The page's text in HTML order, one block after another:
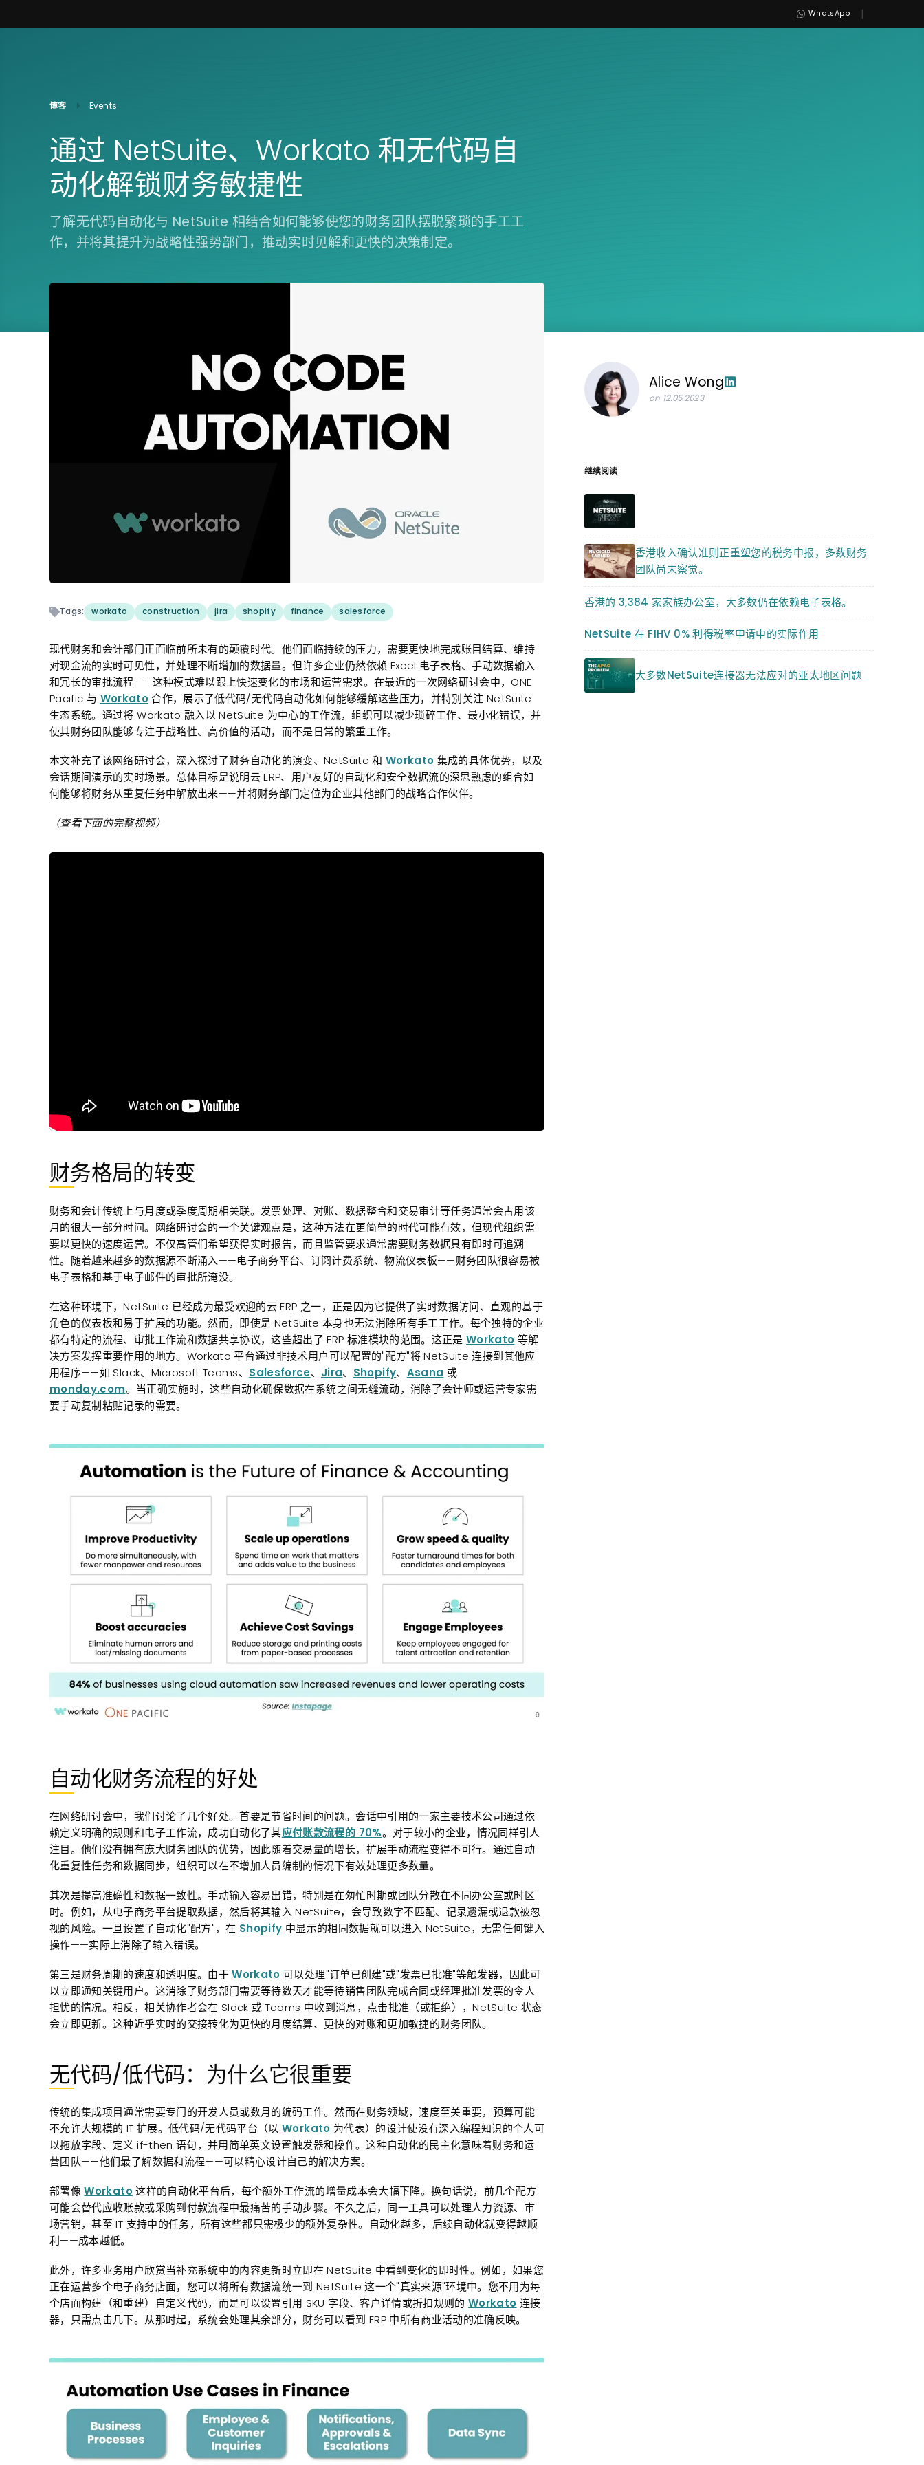
WhatsApp |
博客 Events
通过 NetSuite、Workato 和无代码自
动化解锁财务敏捷性
了解无代码自动化与 NetSuite 相结合如何能够使您的财务团队摆脱繁琐的手工工
作，并将其提升为战略性强势部门，推动实时见解和更快的决策制定。
Tags: workato construction jira shopify finance salesforce
现代财务和会计部门正面临前所未有的颠覆时代。他们面临持续的压力，需要更快地完成账目结算、维持
对现金流的实时可见性，并处理不断增加的数据量。但许多企业仍然依赖 Excel 电子表格、手动数据输入
和冗长的审批流程——这种模式难以跟上快速变化的市场和运营需求。在最近的一次网络研讨会中，ONE
Pacific 与 Workato合作，展示了低代码/无代码自动化如何能够缓解这些压力，并特别关注 NetSuite
生态系统。通过将 Workato 融入以 NetSuite 为中心的工作流，组织可以减少琐碎工作、最小化错误，并
使其财务团队能够专注于战略性、高价值的活动，而不是日常的繁重工作。
本文补充了该网络研讨会，深入探讨了财务自动化的演变、NetSuite 和 Workato 集成的具体优势，以及
会话期间演示的实时场景。总体目标是说明云 ERP、用户友好的自动化和安全数据流的深思熟虑的组合如
何能够将财务从重复任务中解放出来——并将财务部门定位为企业其他部门的战略合作伙伴。
（查看下面的完整视频）
财务格局的转变
财务和会计传统上与月度或季度周期相关联。发票处理、对账、数据整合和交易审计等任务通常会占用该
月的很大一部分时间。网络研讨会的一个关键观点是，这种方法在更简单的时代可能有效，但现代组织需
要以更快的速度运营。不仅高管们希望获得实时报告，而且监管要求通常需要财务数据具有即时可追溯
性。随着越来越多的数据源不断涌入——电子商务平台、订阅计费系统、物流仪表板——财务团队很容易被
电子表格和基于电子邮件的审批所淹没。
在这种环境下，NetSuite 已经成为最受欢迎的云 ERP 之一，正是因为它提供了实时数据访问、直观的基于
角色的仪表板和易于扩展的功能。然而，即使是 NetSuite 本身也无法消除所有手工工作。每个独特的企业
都有特定的流程、审批工作流和数据共享协议，这些超出了 ERP 标准模块的范围。这正是Workato 等解
决方案发挥重要作用的地方。Workato 平台通过非技术用户可以配置的"配方"将 NetSuite 连接到其他应
用程序——如 Slack、Microsoft Teams、 Salesforce、 Jira、 Shopify、 Asana 或
monday.com。当正确实施时，这些自动化确保数据在系统之间无缝流动，消除了会计师或运营专家需
要手动复制粘贴记录的需要。
自动化财务流程的好处
在网络研讨会中，我们讨论了几个好处。首要是节省时间的问题。会话中引用的一家主要技术公司通过依
赖定义明确的规则和电子工作流，成功自动化了其应付账款流程的 70%。对于较小的企业，情况同样引人
注目。他们没有拥有庞大财务团队的优势，因此随着交易量的增长，扩展手动流程变得不可行。通过自动
化重复性任务和数据同步，组织可以在不增加人员编制的情况下有效处理更多数量。
其次是提高准确性和数据一致性。手动输入容易出错，特别是在匆忙时期或团队分散在不同办公室或时区
时。例如，从电子商务平台提取数据，然后将其输入 NetSuite，会导致数字不匹配、记录遗漏或退款被忽
视的风险。一旦设置了自动化"配方"，在 Shopify 中显示的相同数据就可以进入 NetSuite，无需任何键入
操作——实际上消除了输入错误。
第三是财务周期的速度和透明度。由于Workato 可以处理"订单已创建"或"发票已批准"等触发器，因此可
以立即通知关键用户。这消除了财务部门需要等待数天才能等待销售团队完成合同或经理批准发票的令人
担忧的情况。相反，相关协作者会在 Slack 或 Teams 中收到消息，点击批准（或拒绝），NetSuite 状态
会立即更新。这种近乎实时的交接转化为更快的月度结算、更快的对账和更加敏捷的财务团队。
无代码/低代码：为什么它很重要
传统的集成项目通常需要专门的开发人员或数月的编码工作。然而在财务领域，速度至关重要，预算可能
不允许大规模的 IT 扩展。低代码/无代码平台（以Workato 为代表）的设计使没有深入编程知识的个人可
以拖放字段、定义 if-then 语句，并用简单英文设置触发器和操作。这种自动化的民主化意味着财务和运
营团队——他们最了解数据和流程——可以精心设计自己的解决方案。
部署像Workato这样的自动化平台后，每个额外工作流的增量成本会大幅下降。换句话说，前几个配方
可能会替代应收账款或采购到付款流程中最痛苦的手动步骤。不久之后，同一工具可以处理人力资源、市
场营销，甚至 IT 支持中的任务，所有这些都只需极少的额外复杂性。自动化越多，后续自动化就变得越顺
利——成本越低。
此外，许多业务用户欣赏当补充系统中的内容更新时立即在 NetSuite 中看到变化的即时性。例如，如果您
正在运营多个电子商务店面，您可以将所有数据流统一到 NetSuite 这一个"真实来源"环境中。您不用为每
个店面构建（和重建）自定义代码，而是可以设置引用 SKU 字段、客户详情或折扣规则的Workato 连接
器，只需点击几下。从那时起，系统会处理其余部分，财务可以看到 ERP 中所有商业活动的准确反映。
Alice Wong
on 12.05.2023
继续阅读
香港收入确认准则正重塑您的税务申报，多数财务
团队尚未察觉。
香港的 3,384 家家族办公室，大多数仍在依赖电子表格。
NetSuite 在 FIHV 0% 利得税率申请中的实际作用
大多数NetSuite连接器无法应对的亚太地区问题